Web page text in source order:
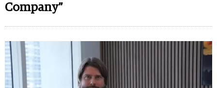
Company”